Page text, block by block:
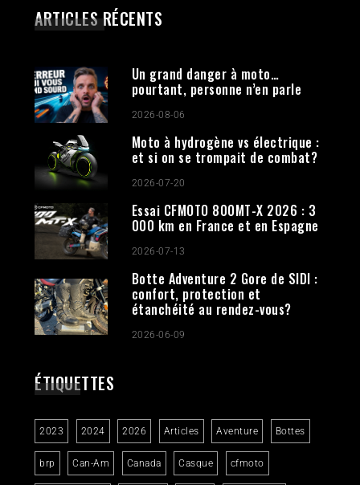
ARTICLES RÉCENTS
Un grand danger à moto…
pourtant, personne n’en parle
2026-08-06
Moto à hydrogène vs électrique :
et si on se trompait de combat?
2026-07-20
Essai CFMOTO 800MT-X 2026 : 3
000 km en France et en Espagne
2026-07-13
Botte Adventure 2 Gore de SIDI :
confort, protection et
étanchéité au rendez-vous?
2026-06-09
ÉTIQUETTES
2023 2024 2026 Articles Aventure Bottes
brp Can-Am Canada Casque cfmoto